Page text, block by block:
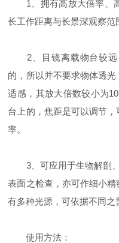
1、拥有高放大倍率、高
长工作距离与长景深观察范
2、目镜离载物台较远
的，所以并不要求物体透
适感，其放大倍数较小为
台上的，焦距是可以调节
率。
3、可应用于生物解剖、
表面之检查，亦可作细小
有多种光源，可依据不同之
使用方法：